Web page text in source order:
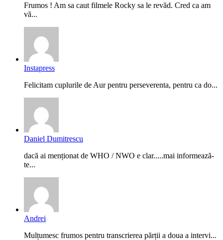
Frumos ! Am sa caut filmele Rocky sa le revăd. Cred ca am
vă...
Instapress
Felicitam cuplurile de Aur pentru perseverenta, pentru ca do...
Daniel Dumitrescu
dacă ai menționat de WHO / NWO e clar.....mai informează-
te...
Andrei
Mulțumesc frumos pentru transcrierea părții a doua a intervi...